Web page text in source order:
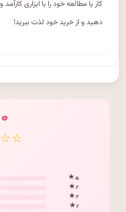
کار یا مطالعه خود را با ابزاری
دهید و از خرید خود لذت ببرید!
۰
۵ ★
۴ ★
۳ ★
۲ ★